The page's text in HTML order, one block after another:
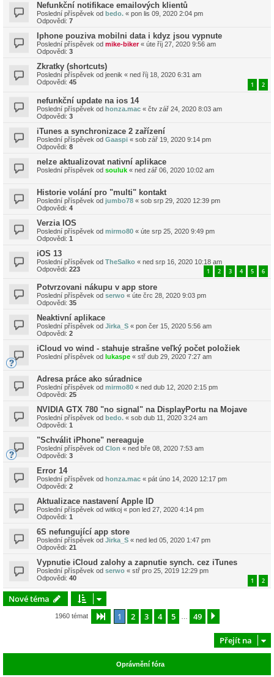
Nefunkční notifikace emailových klientů
Poslední příspěvek od bedo. « pon lis 09, 2020 2:04 pm
Odpovědi: 7
Iphone pouziva mobilni data i kdyz jsou vypnute
Poslední příspěvek od mike-biker« úte říj 27, 2020 9:56 am
Odpovědi: 3
Zkratky (shortcuts)
Poslední příspěvek od jeenik « ned říj 18, 2020 6:31 am
Odpovědi: 45 1 2
nefunkční update na ios 14
Poslední příspěvek od honza.mac « čtv zář 24, 2020 8:03 am
Odpovědi: 3
iTunes a synchronizace 2 zařízení
Poslední příspěvek od Gaaspi « sob zář 19, 2020 9:14 pm
Odpovědi: 8
nelze aktualizovat nativní aplikace
Poslední příspěvek od souluk « ned zář 06, 2020 10:02 am
Historie volání pro "multi" kontakt
Poslední příspěvek od jumbo78 « sob srp 29, 2020 12:39 pm
Odpovědi: 4
Verzia IOS
Poslední příspěvek od mirmo80 « úte srp 25, 2020 9:49 pm
Odpovědi: 1
iOS 13
Poslední příspěvek od TheSalko « ned srp 16, 2020 10:18 am
Odpovědi: 223 1 2 3 4 5 6
Potvrzovani nákupu v app store
Poslední příspěvek od serwo « úte črc 28, 2020 9:03 pm
Odpovědi: 35
Neaktivní aplikace
Poslední příspěvek od Jirka_S « pon čer 15, 2020 5:56 am
Odpovědi: 2
iCloud vo wind - stahuje strašne veľký počet položiek
Poslední příspěvek od lukaspe « stř dub 29, 2020 7:27 am
Adresa práce ako súradnice
Poslední příspěvek od mirmo80 « ned dub 12, 2020 2:15 pm
Odpovědi: 25
NVIDIA GTX 780 "no signal" na DisplayPortu na Mojave
Poslední příspěvek od bedo. « sob dub 11, 2020 3:24 am
Odpovědi: 1
"Schválit iPhone" nereaguje
Poslední příspěvek od Clon « ned bře 08, 2020 7:53 am
Odpovědi: 3
Error 14
Poslední příspěvek od honza.mac « pát úno 14, 2020 12:17 pm
Odpovědi: 2
Aktualizace nastavení Apple ID
Poslední příspěvek od witkoj « pon led 27, 2020 4:14 pm
Odpovědi: 1
6S nefungující app store
Poslední příspěvek od Jirka_S « ned led 05, 2020 1:47 pm
Odpovědi: 21
Vypnutie iCloud zalohy a zapnutie synch. cez iTunes
Poslední příspěvek od serwo « stř pro 25, 2019 12:29 pm
Odpovědi: 40 1 2
Nové téma
1960 témat Stránka z 49
1 2 3 4 5 49
Přejít na
Oprávnění fóra